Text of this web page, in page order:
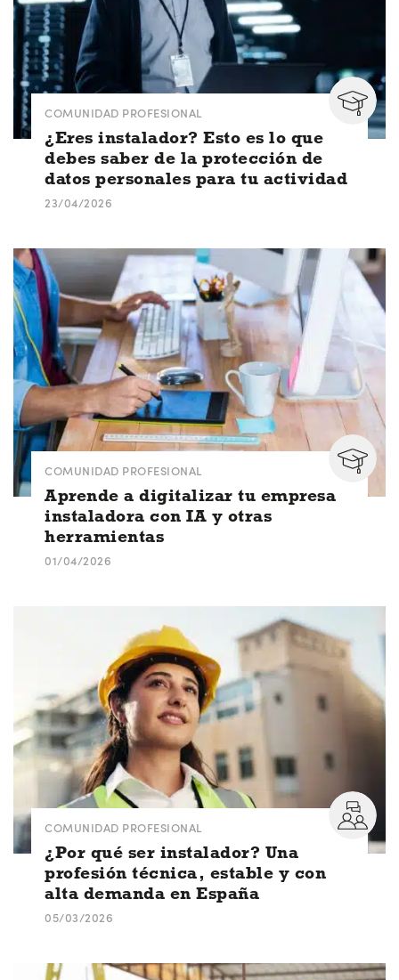
COMUNIDAD PROFESIONAL
¿Eres instalador? Esto es lo que
debes saber de la protección de
datos personales para tu actividad
23/04/2026
COMUNIDAD PROFESIONAL
Aprende a digitalizar tu empresa
instaladora con IA y otras
herramientas
01/04/2026
COMUNIDAD PROFESIONAL
¿Por qué ser instalador? Una
profesión técnica, estable y con
alta demanda en España
05/03/2026